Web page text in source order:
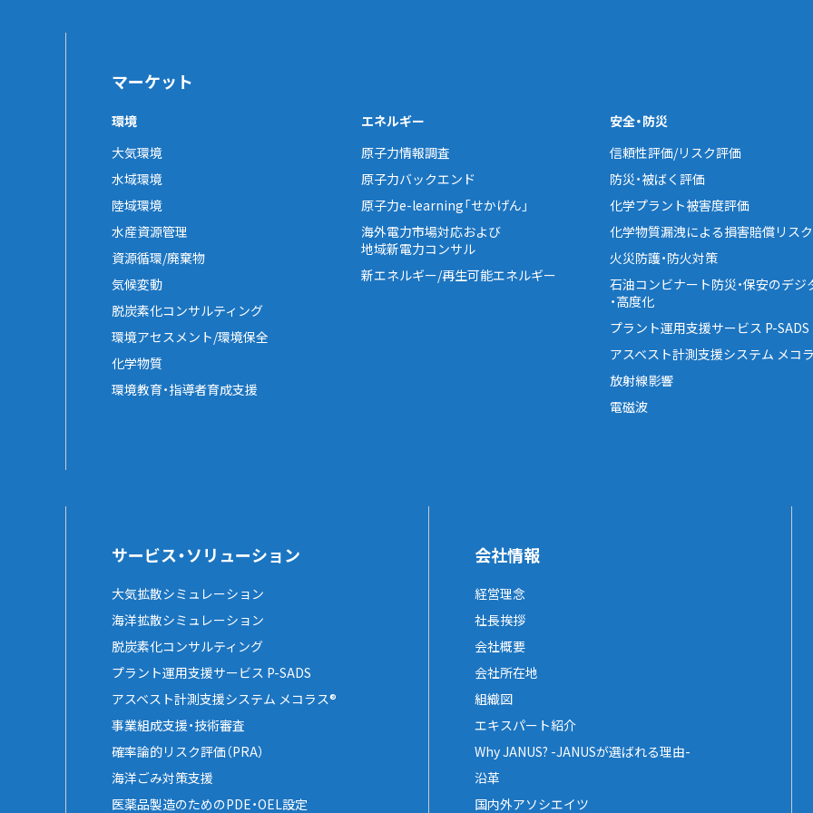
マーケット
環境
大気環境
水域環境
陸域環境
水産資源管理
資源循環/廃棄物
気候変動
脱炭素化コンサルティング
環境アセスメント/環境保全
化学物質
環境教育・指導者育成支援
エネルギー
原子力情報調査
原子力バックエンド
原子力e-learning「せかげん」
海外電力市場対応および
地域新電力コンサル
新エネルギー/再生可能エネルギー
安全・防災
信頼性評価/リスク評価
防災・被ばく評価
化学プラント被害度評価
化学物質漏洩による損害賠償リス
火災防護・防火対策
石油コンビナート防災・保安のデジ
・高度化
プラント運用支援サービス P-SADS
アスベスト計測支援システム メコ
放射線影響
電磁波
サービス・ソリューション
大気拡散シミュレーション
海洋拡散シミュレーション
脱炭素化コンサルティング
プラント運用支援サービス P-SADS
アスベスト計測支援システム メコラス®
事業組成支援・技術審査
確率論的リスク評価（PRA）
海洋ごみ対策支援
医薬品製造のためのPDE・OEL設定
会社情報
経営理念
社長挨拶
会社概要
会社所在地
組織図
エキスパート紹介
Why JANUS? -JANUSが選ばれる理由-
沿革
国内外アソシエイツ